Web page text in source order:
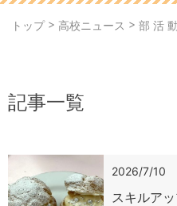
トップ> 高校ニュース > 部 活 動
記事一覧
2026/7/10
スキルア